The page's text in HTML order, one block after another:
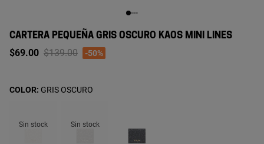
CARTERA PEQUEÑA GRIS OSCURO KAOS MINI LINES
$69.00 Price reduced from
$139.00to-50%
Sin stock Sin stock
COLOR: GRIS OSCURO